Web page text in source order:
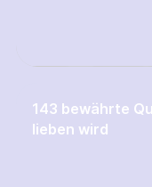
143 bewährte
lieben wird